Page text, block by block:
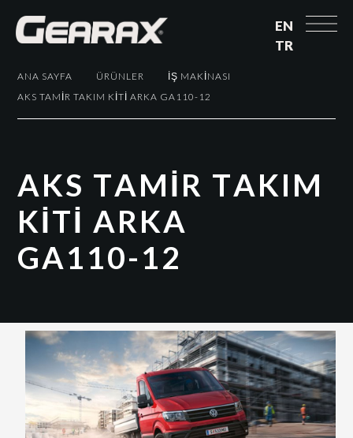
EN
TR
ANA SAYFA ÜRÜNLER
İŞ MAKINASI
AKS TAMİR TAKIM KİTİ ARKA GA110-12
AKS TAMİR TAKIM
KİTİ ARKA
GA110-12